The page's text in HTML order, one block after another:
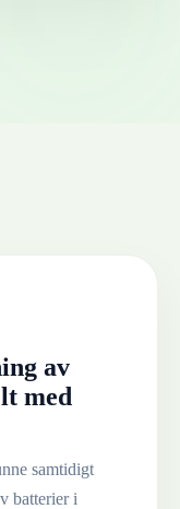
av
med
samtidigt
batterieri